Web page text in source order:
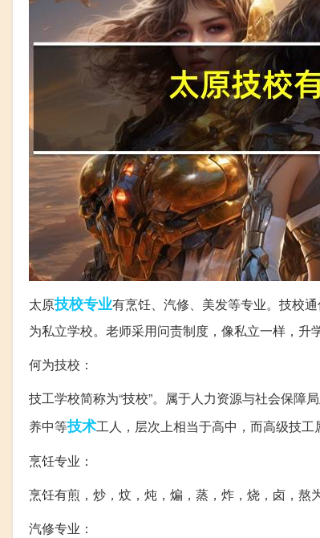
太原技校专业有烹饪、汽修、美发等专业。技校
为私立学校。老师采用问责制度，像私立一样，升
何为技校：
技工学校简称为“技校”。属于人力资源与社会保
养中等技术工人，层次上相当于高中，而高级技工
烹饪专业：
烹饪有煎，炒，炆，炖，煸，蒸，炸，烧，卤，熬
汽修专业：